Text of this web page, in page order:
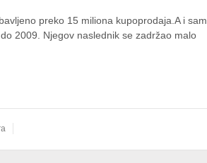
preko 15 miliona kupoprodaja.A i sam
2009. Njegov naslednik se zadržao malo